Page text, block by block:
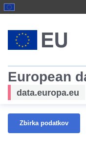
European
data.europa.eu
Zbirka podatkov